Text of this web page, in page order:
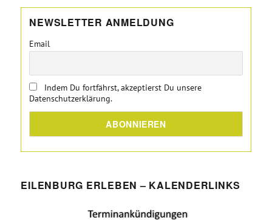
NEWSLETTER ANMELDUNG
Email
Indem Du fortfährst, akzeptierst Du unsere
Datenschutzerklärung.
EILENBURG ERLEBEN – KALENDERLINKS